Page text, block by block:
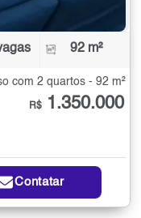
92 m²
com 2 quartos - 92 m²
R$ 1.350.000
Contatar